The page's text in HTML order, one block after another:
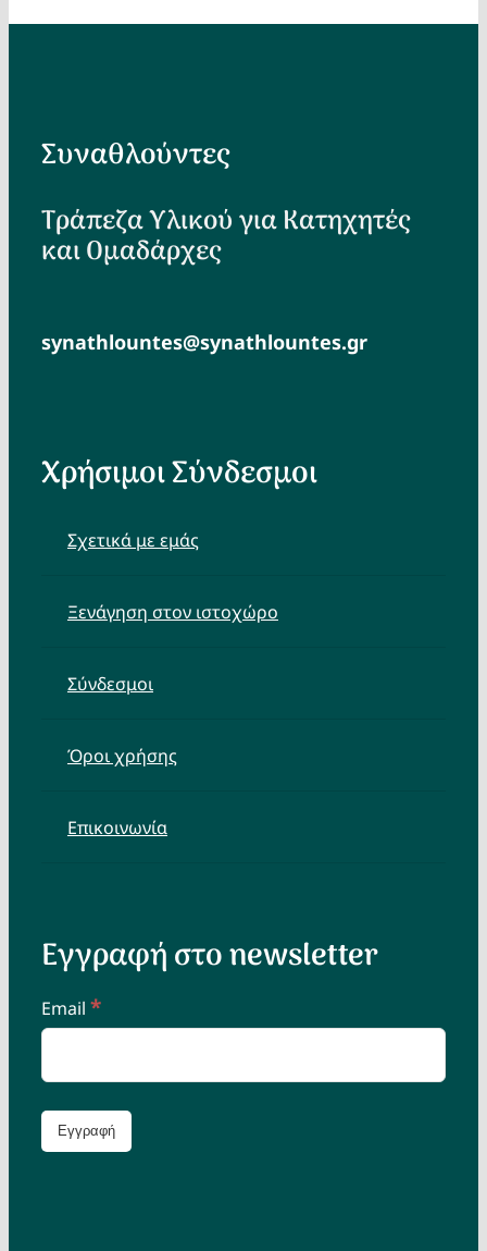
Συναθλούντες
Τράπεζα Υλικού για Κατηχητές
και Ομαδάρχες
synathlountes@synathlountes.gr
Χρήσιμοι Σύνδεσμοι
Σχετικά με εμάς
Ξενάγηση στον ιστοχώρο
Σύνδεσμοι
Όροι χρήσης
Επικοινωνία
Εγγραφή στο newsletter
Email *